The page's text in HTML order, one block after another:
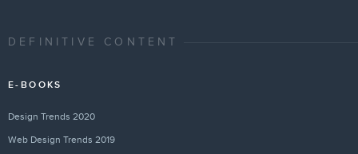
DEFINITIVE CONTENT
E-BOOKS
Design Trends 2020
Web Design Trends 2019